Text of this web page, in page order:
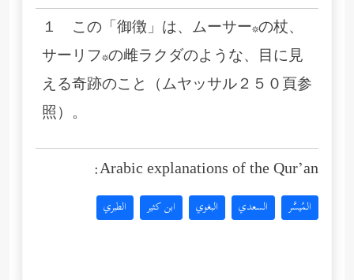
１ この「御徴」は、ムーサー*の杖、
サーリフ*の雌ラクダのような、目に見
える奇跡のこと（ムヤッサル２５０頁参
照）。
Arabic explanations of the Qur’an:
المُيسَّر السعدي البغوي ابن كثير الطبري